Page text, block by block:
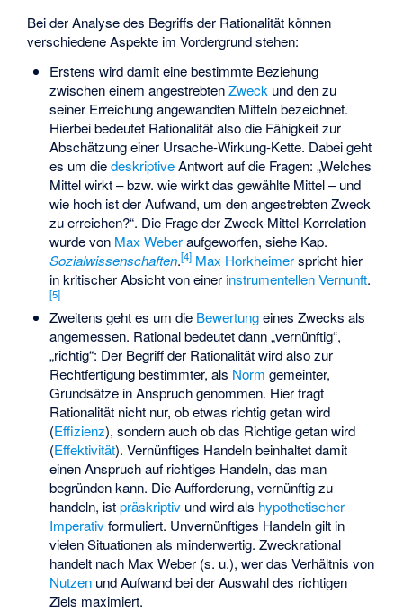
Bei der Analyse des Begriffs der Rationalität können
verschiedene Aspekte im Vordergrund stehen:
Erstens wird damit eine bestimmte Beziehung
zwischen einem angestrebtenZweck und den zu
seiner Erreichung angewandten Mitteln bezeichnet.
Hierbei bedeutet Rationalität also die Fähigkeit zur
Abschätzung einer Ursache-Wirkung-Kette. Dabei geht
es um diedeskriptiveAntwort auf die Fragen: „Welches
Mittel wirkt – bzw. wie wirkt das gewählte Mittel – und
wie hoch ist der Aufwand, um den angestrebten Zweck
zu erreichen?“. Die Frage der Zweck-Mittel-Korrelation
wurde von Max Weberaufgeworfen, siehe Kap.
Sozialwissenschaften.[4] Max Horkheimerspricht hier
in kritischer Absicht von einer instrumentellen Vernunft.
[5]
Zweitens geht es um die Bewertungeines Zwecks als
angemessen. Rational bedeutet dann „vernünftig“,
„richtig“: Der Begriff der Rationalität wird also zur
Rechtfertigung bestimmter, als Norm gemeinter,
Grundsätze in Anspruch genommen. Hier fragt
Rationalität nicht nur, ob etwas richtig getan wird
(Effizienz), sondern auch ob das Richtige getan wird
(Effektivität). Vernünftiges Handeln beinhaltet damit
einen Anspruch auf richtiges Handeln, das man
begründen kann. Die Aufforderung, vernünftig zu
handeln, istpräskriptivund wird als hypothetischer
Imperativformuliert. Unvernünftiges Handeln gilt in
vielen Situationen als minderwertig. Zweckrational
handelt nach Max Weber (s. u.), wer das Verhältnis von
Nutzenund Aufwand bei der Auswahl des richtigen
Ziels maximiert.